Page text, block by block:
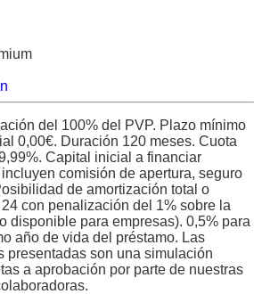
del 100% del PVP. Plazo mínimo
0,00€. Duración 120 meses. Cuota
%. Capital inicial a financiar
comisión de apertura, seguro
de amortización total o
con penalización del 1% sobre la
disponible para empresas). 0,5% para
año de vida del préstamo. Las
presentadas son una simulación
a aprobación por parte de nuestras